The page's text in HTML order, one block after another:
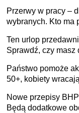
dofinansowań czy
stronie systemu i
pracodawców
Przerwy w pracy –
wybranych. Kto ma
Ten urlop
Sprawdź, czy masz
Państwo pomoże
50+, kobiety
osoby
na rzecz
Nowe przepisy
Będą dodatkowe